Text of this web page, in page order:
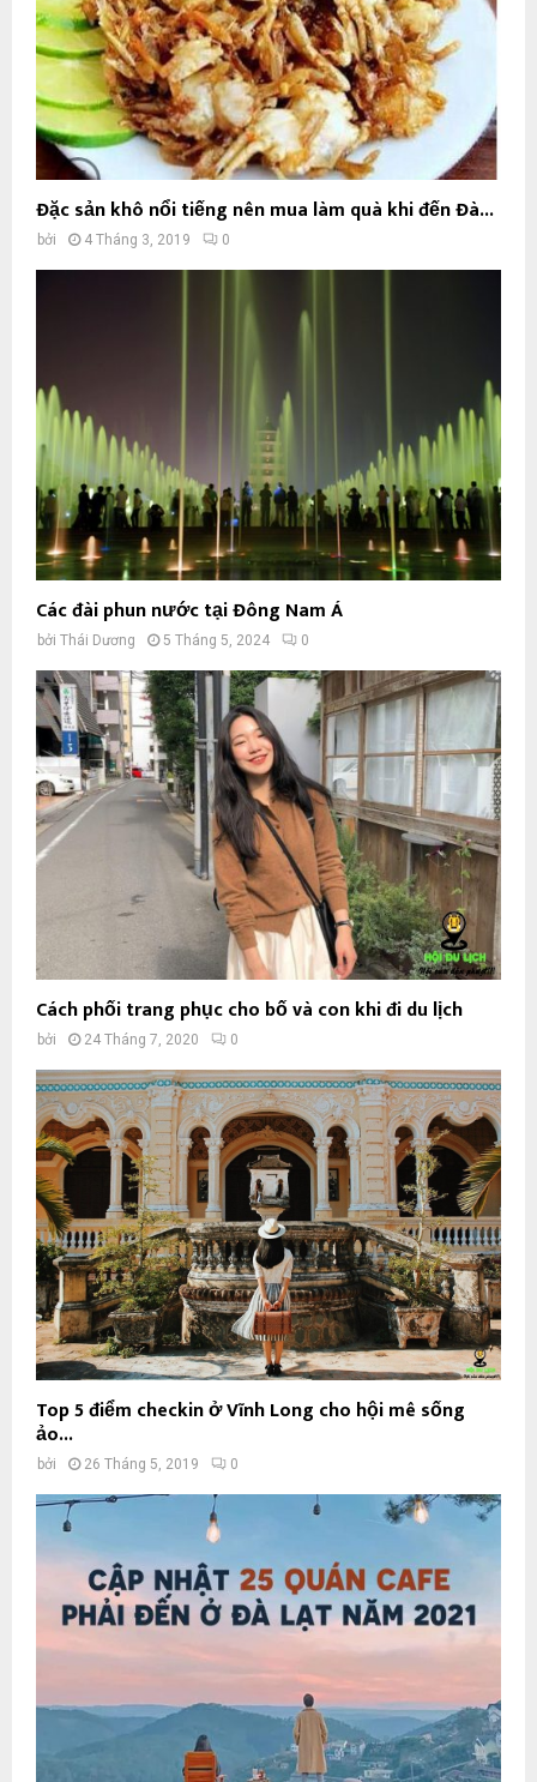
Đặc sản khô nổi tiếng nên mua làm quà khi đến Đà...
bởi 4 Tháng 3, 2019 0
Các đài phun nước tại Đông Nam Á
bởi Thái Dương 5 Tháng 5, 2024 0
Cách phối trang phục cho bố và con khi đi du lịch
bởi 24 Tháng 7, 2020 0
Top 5 điểm checkin ở Vĩnh Long cho hội mê sống
ảo...
bởi 26 Tháng 5, 2019 0